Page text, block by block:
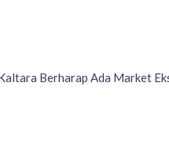
Berharap Ada Market